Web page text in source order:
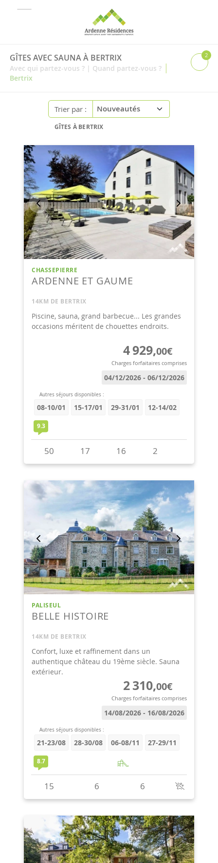
GÎTES AVEC SAUNA À BERTRIX
Avec qui partez-vous ? | Quand partez-vous ? |
Bertrix
2
Trier par :
GÎTES À BERTRIX